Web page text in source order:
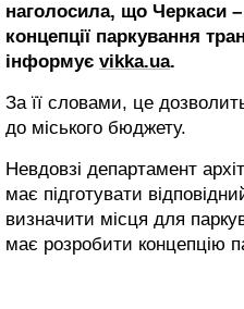
наголосила, що Черкаси
концепції паркування
інформує vikka.ua.
За її словами, це
до міського бюджету.
Невдовзі департамент
має підготувати
визначити місця для
має розробити концепцію